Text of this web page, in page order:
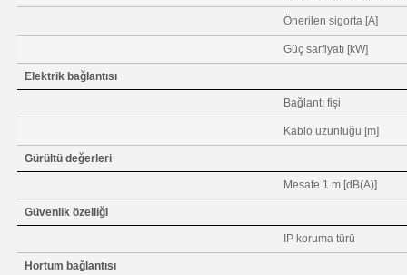
Önerilen sigorta [A]
Güç sarfiyatı [kW]
Elektrik bağlantısı
Bağlantı fişi
Kablo uzunluğu [m]
Gürültü değerleri
Mesafe 1 m [dB(A)]
Güvenlik özelliği
IP koruma türü
Hortum bağlantısı